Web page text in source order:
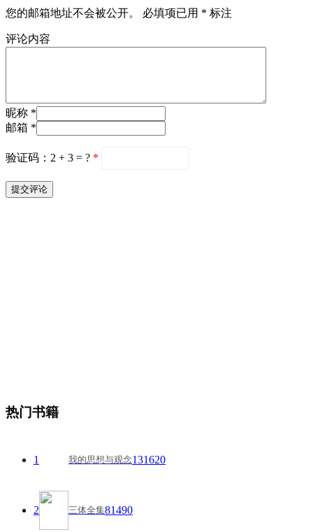
您的邮箱地址不会被公开。 必填项已用 * 标注
评论内容
昵称 *
邮箱 *
验证码：2 + 3 = ? *
热门书籍
1 我的思想与观念131620
2 三体全集81490